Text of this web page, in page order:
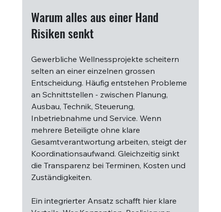
Warum alles aus einer Hand
Risiken senkt
Gewerbliche Wellnessprojekte scheitern
selten an einer einzelnen grossen
Entscheidung. Häufig entstehen Probleme
an Schnittstellen - zwischen Planung,
Ausbau, Technik, Steuerung,
Inbetriebnahme und Service. Wenn
mehrere Beteiligte ohne klare
Gesamtverantwortung arbeiten, steigt der
Koordinationsaufwand. Gleichzeitig sinkt
die Transparenz bei Terminen, Kosten und
Zuständigkeiten.
Ein integrierter Ansatz schafft hier klare